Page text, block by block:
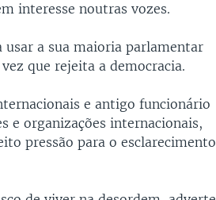
interesse noutras vozes.
a sua maioria parlamentar
que rejeita a democracia.
e antigo funcionário
e organizações internacionais,
pressão para o esclarecimento